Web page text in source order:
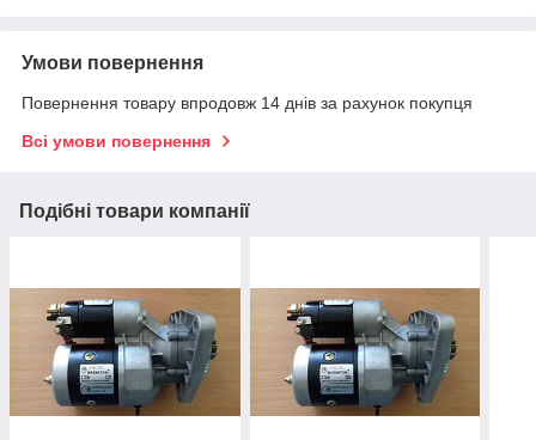
Умови повернення
Повернення товару впродовж 14 днів за рахунок покупця
Всі умови повернення
Подібні товари компанії